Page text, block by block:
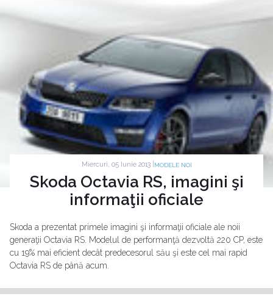
Miercuri, 05 Iunie 2013 | MODELE NOI
Skoda Octavia RS, imagini şi
informaţii oficiale
Skoda a prezentat primele imagini şi informaţii oficiale ale noii
generaţii Octavia RS. Modelul de performanţă dezvoltă 220 CP, este
cu 19% mai eficient decât predecesorul său şi este cel mai rapid
Octavia RS de până acum.